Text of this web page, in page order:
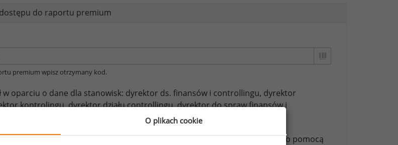
do raportu premium
premium wpisz otrzymany kod.
w oparciu o dane dla stanowisk: dyrektor ds. finansów i controllingu, dyrektor
kontrolingu,dyrektor działu controllingu,dyrektor do spraw finansów i
dostęp, do pełnego raportu jednego z powyższych stanowisk możesz za jego pomocą
O plikach cookie